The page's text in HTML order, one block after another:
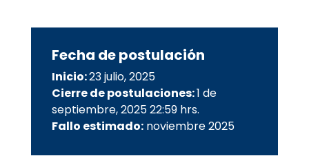
Fecha de postulación
Inicio:23 julio, 2025
Cierre de postulaciones:1 de
septiembre, 2025 22:59 hrs.
Fallo estimado: noviembre 2025